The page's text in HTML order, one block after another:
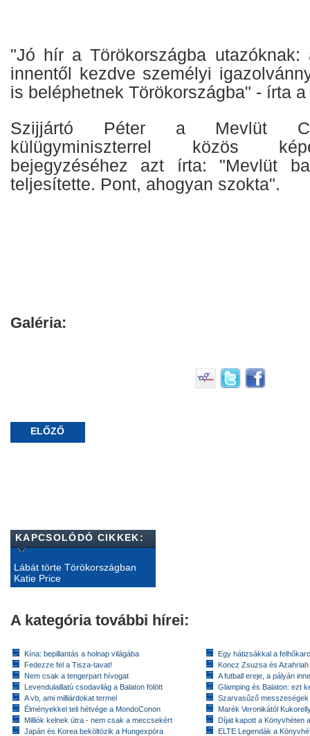
"Jó hír a Törökországba utazóknak:
innentől kezdve személyi
is beléphetnek Törökországba" - írta
Szijjártó Péter a Mevlüt
külügyminiszterrel közös
bejegyzéséhez azt írta: "Mevlüt
teljesítette. Pont, ahogyan szokta".
Galéria:
ELŐZŐ
KAPCSOLÓDÓ CIKKEK:
Lábát törte Törökországban
Katie Price
A kategória további hírei:
Kína: bepillantás a holnap világába
Fedezze fel a Tisza-tavat!
Nem csak a tengerpart hívogat
Levendulaillatú csodavilág a Balaton fölött
A vb, ami milliárdokat termel
Élményekkel teli hétvége a MondoConon
Milliók kelnek útra - nem csak a meccsekért
Japán és Korea beköltözik a Hungexpóra
Egy hátizsákkal a
Koncz Zsuzsa és
A futball ereje, a pályán
Glamping és Balaton: ezt
Szarvasűző messzeségek
Marék Veronikától
Díjat kapott a Könyvhéten
ELTE Legendák a